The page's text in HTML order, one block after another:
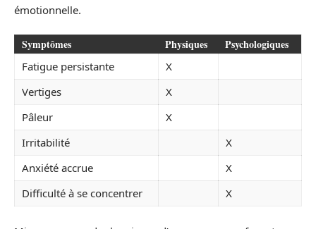
émotionnelle.
Symptômes Physiques Psychologiques
Fatigue persistante
X
Vertiges
X
Pâleur
X
Irritabilité
X
Anxiété accrue
X
Difficulté à se concentrer
X